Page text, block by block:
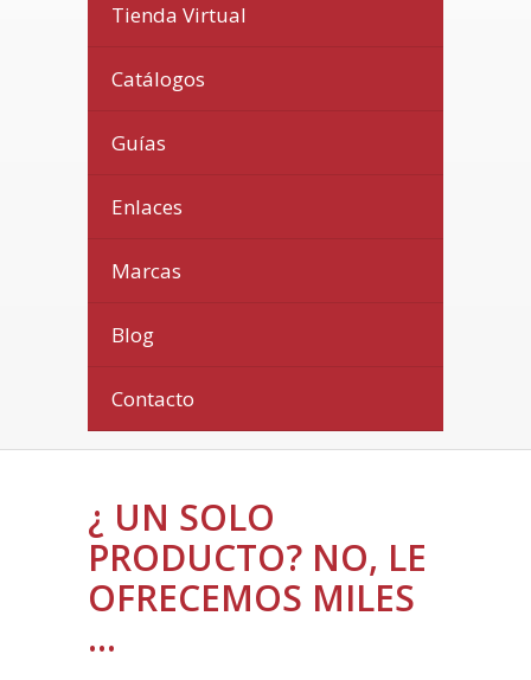
Tienda Virtual
Catálogos
Guías
Enlaces
Marcas
Blog
Contacto
¿ UN SOLO
PRODUCTO? NO, LE
OFRECEMOS MILES
...